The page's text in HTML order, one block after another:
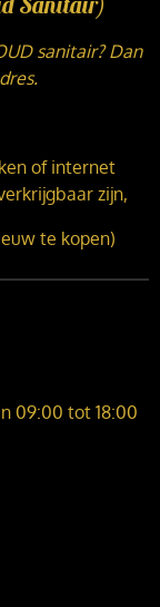
sanitair? Dan
of internet
zijn,
te kopen)
09:00 tot 18:00